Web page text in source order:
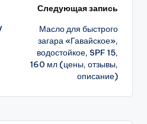
Следующая запись
Масло для быстрого
загара «Гавайское»,
водостойкое, SPF 15,
160 мл (цены, отзывы,
описание)